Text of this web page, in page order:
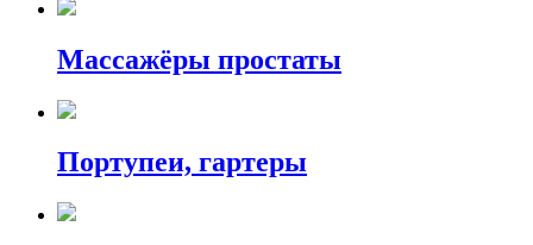
Массажёры простаты
Портупеи, гартеры